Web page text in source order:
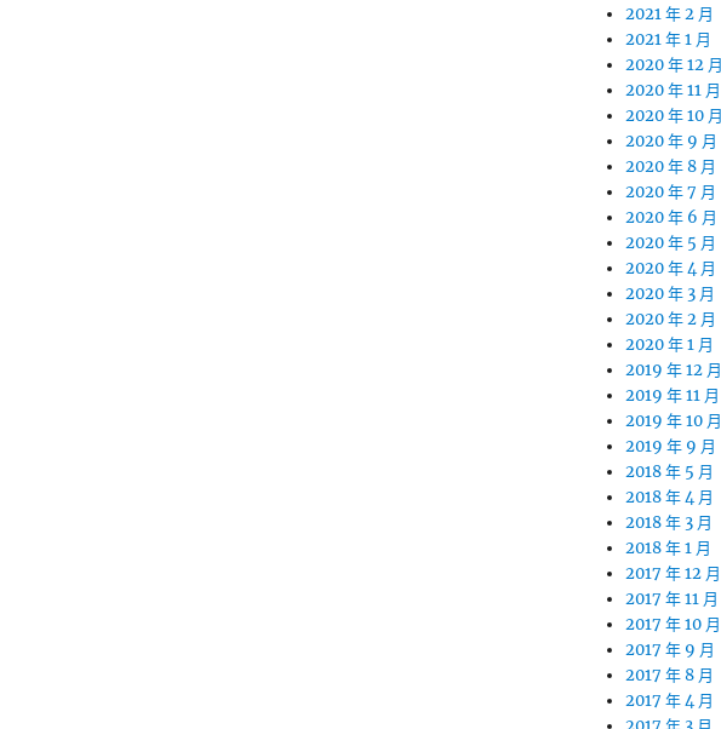
2021 年 2 月
2021 年 1 月
2020 年 12 月
2020 年 11 月
2020 年 10 月
2020 年 9 月
2020 年 8 月
2020 年 7 月
2020 年 6 月
2020 年 5 月
2020 年 4 月
2020 年 3 月
2020 年 2 月
2020 年 1 月
2019 年 12 月
2019 年 11 月
2019 年 10 月
2019 年 9 月
2018 年 5 月
2018 年 4 月
2018 年 3 月
2018 年 1 月
2017 年 12 月
2017 年 11 月
2017 年 10 月
2017 年 9 月
2017 年 8 月
2017 年 4 月